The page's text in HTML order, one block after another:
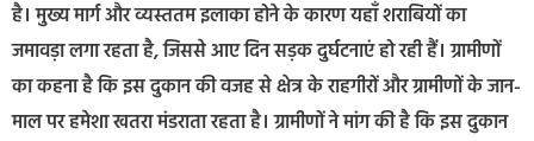
है। मुख्य मार्ग और व्यस्ततम इलाका होने के कारण यहाँ शराबियों का
जमावड़ा लगा रहता है, जिससे आए दिन सड़क दुर्घटनाएं हो रही हैं। ग्रामीणों
का कहना है कि इस दुकान की वजह से क्षेत्र के राहगीरों और ग्रामीणों के जान-
माल पर हमेशा खतरा मंडराता रहता है। ग्रामीणों ने मांग की है कि इस दुकान